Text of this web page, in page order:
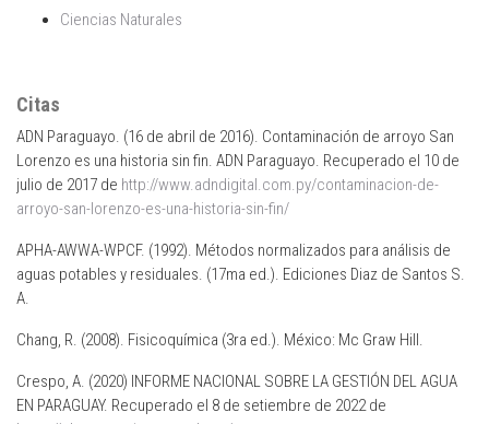
Ciencias Naturales
Citas
ADN Paraguayo. (16 de abril de 2016). Contaminación de arroyo San
Lorenzo es una historia sin fin. ADN Paraguayo. Recuperado el 10 de
julio de 2017 de http://www.adndigital.com.py/contaminacion-de-
arroyo-san-lorenzo-es-una-historia-sin-fin/
APHA-AWWA-WPCF. (1992). Métodos normalizados para análisis de
aguas potables y residuales. (17ma ed.). Ediciones Diaz de Santos S.
A.
Chang, R. (2008). Fisicoquímica (3ra ed.). México: Mc Graw Hill.
Crespo, A. (2020) INFORME NACIONAL SOBRE LA GESTIÓN DEL AGUA
EN PARAGUAY. Recuperado el 8 de setiembre de 2022 de